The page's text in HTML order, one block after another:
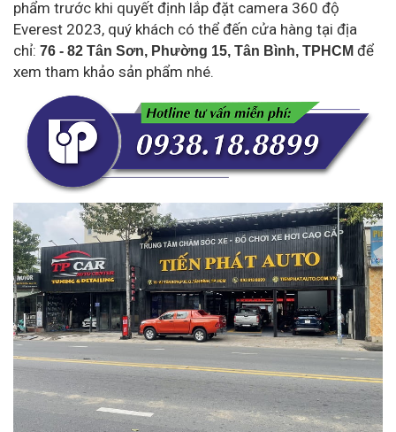
phẩm trước khi quyết định lắp đặt camera 360 độ
Everest 2023, quý khách có thể đến cửa hàng tại địa
chỉ: 76 - 82 Tân Sơn, Phường 15, Tân Bình, TPHCM để
xem tham khảo sản phẩm nhé.